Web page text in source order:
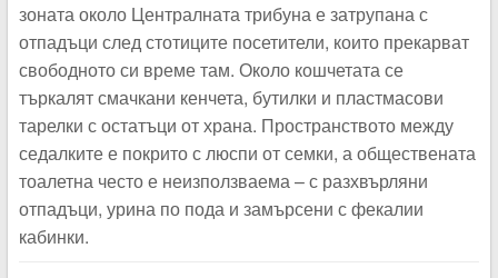
зоната около Централната трибуна е затрупана с
отпадъци след стотиците посетители, които прекарват
свободното си време там. Около кошчетата се
търкалят смачкани кенчета, бутилки и пластмасови
тарелки с остатъци от храна. Пространството между
седалките е покрито с люспи от семки, а обществената
тоалетна често е неизползваема – с разхвърляни
отпадъци, урина по пода и замърсени с фекалии
кабинки.